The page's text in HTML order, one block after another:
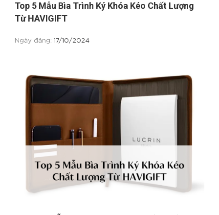
Top 5 Mẫu Bìa Trình Ký Khóa Kéo Chất Lượng
Từ HAVIGIFT
Ngày đăng: 17/10/2024